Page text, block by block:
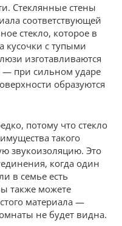
Стеклянные стены
соответствующей
стекло, которое в
кусочки с тупыми
изготавливаются
— при сильном ударе
образуются
потому что стекло
такого
звукоизоляцию. Это
когда один
в семье есть
также можете
материала —
не будет видна.